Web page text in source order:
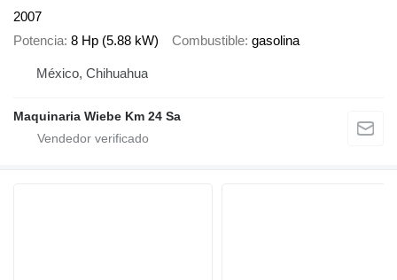
2007
Potencia 8 Hp (5.88 kW) Combustible gasolina
México, Chihuahua
Maquinaria Wiebe Km 24 Sa